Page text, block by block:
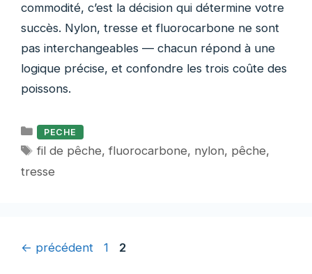
commodité, c’est la décision qui détermine votre
succès. Nylon, tresse et fluorocarbone ne sont
pas interchangeables — chacun répond à une
logique précise, et confondre les trois coûte des
poissons.
Catégories
PECHE
Étiquettes
fil de pêche,fluorocarbone, nylon, pêche,
tresse
← précédent Page
1 Page
2